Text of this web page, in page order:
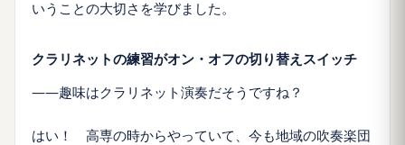
いうことの大切さを学びました。
クラリネットの練習がオン・オフの切り替えスイッチ
――趣味はクラリネット演奏だそうですね？
はい！ 高専の時からやっていて、今も地域の吹奏楽団